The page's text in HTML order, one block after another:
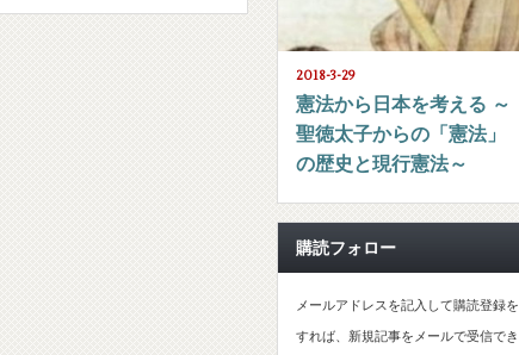
2018-3-29
憲法から日本を考える ～
聖徳太子からの「憲法」
の歴史と現行憲法～
購読フォロー
メールアドレスを記入して購読登録を
すれば、新規記事をメールで受信でき